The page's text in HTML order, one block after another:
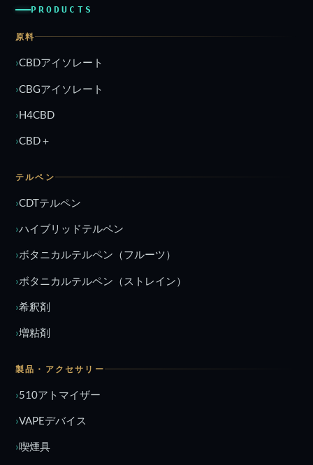
PRODUCTS
原料
CBDアイソレート
CBGアイソレート
H4CBD
CBD＋
テルペン
CDTテルペン
ハイブリッドテルペン
ボタニカルテルペン（フルーツ）
ボタニカルテルペン（ストレイン）
希釈剤
増粘剤
製品・アクセサリー
510アトマイザー
VAPEデバイス
喫煙具